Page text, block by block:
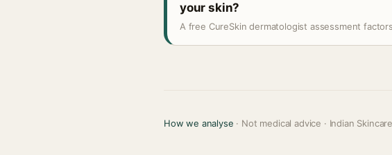
your skin?
A free CureSkin dermatologist assessment
How we analyse · Not medical advice · Indian